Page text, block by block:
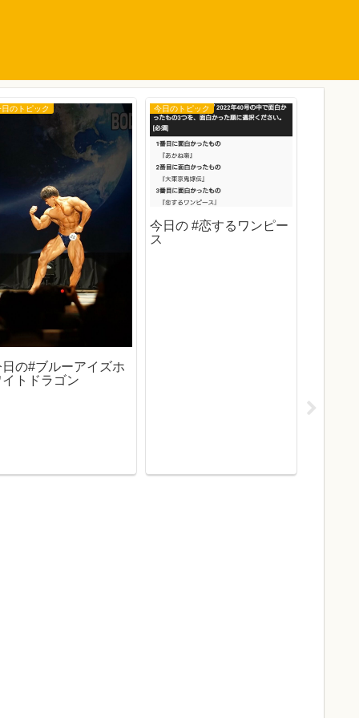
日のトピック
日の#ブルーアイズホ
イトドラゴン
今日のトピック
今日の #恋するワンピー
ス